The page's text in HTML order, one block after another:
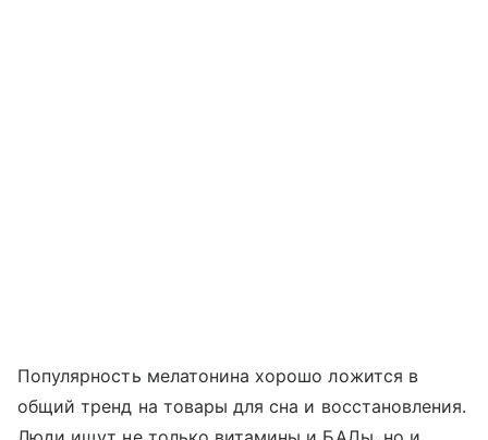
Популярность мелатонина хорошо ложится в
общий тренд на товары для сна и восстановления.